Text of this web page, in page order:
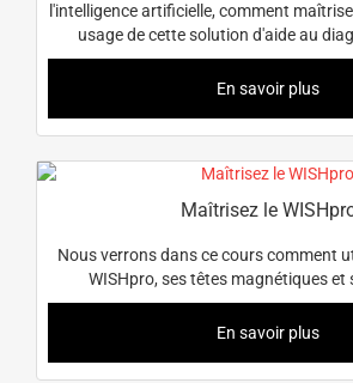
l'intelligence artificielle, comment
usage de cette solution d'aide au
En savoir plus
Maîtrisez le
Nous verrons dans ce cours comment
WISHpro, ses têtes magnétiques et
En savoir plus